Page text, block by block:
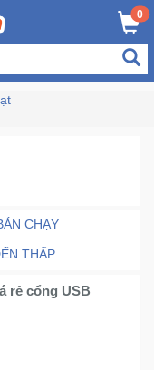
0
CHẠY
THẤP
rẻ cổng USB